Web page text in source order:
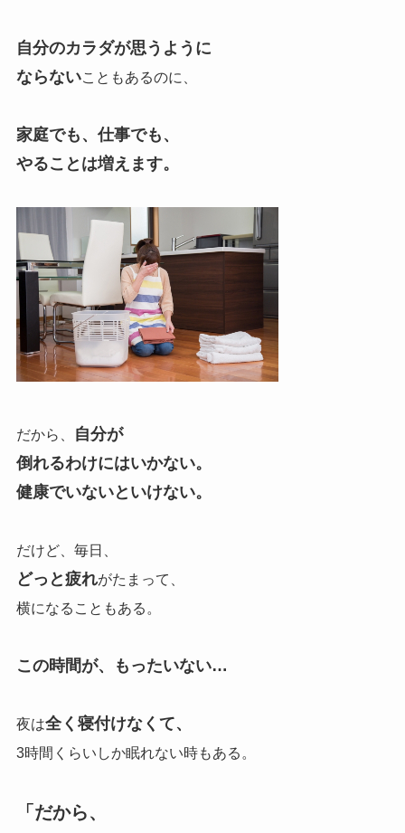
自分のカラダが思うように
ならないこともあるのに、
家庭でも、仕事でも、
やることは増えます。
だから、
自分が
倒れるわけにはいかない。
健康でいないといけない。
だけど、毎日、
どっと疲れがたまって、
横になることもある。
この時間が、もったいない…
夜は全く寝付けなくて、
3時間くらいしか眠れない時もある。
「だから、